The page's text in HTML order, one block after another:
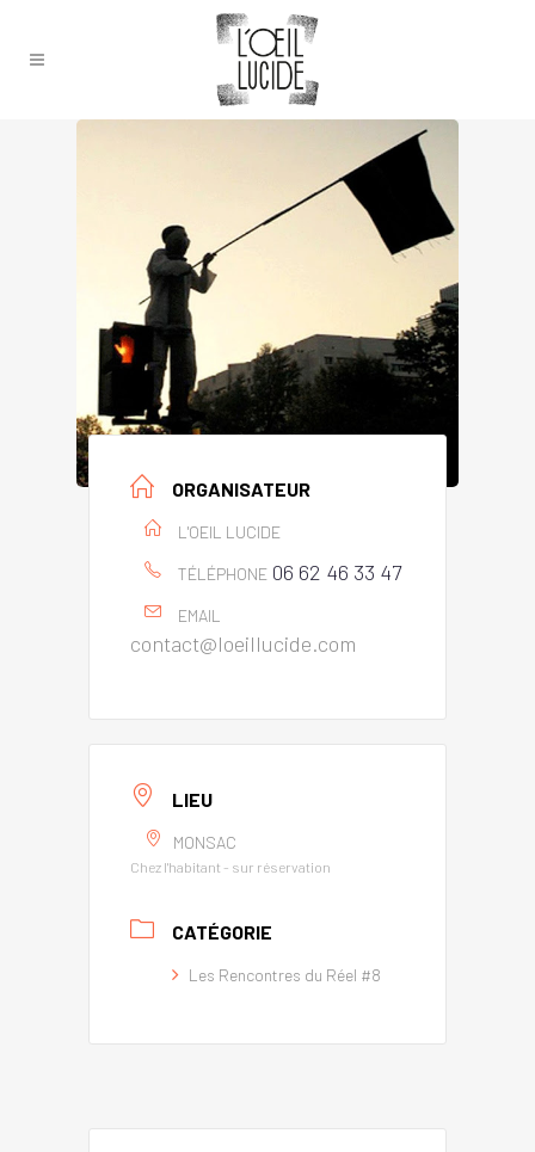
ORGANISATEUR
L'OEIL LUCIDE
TÉLÉPHONE 06 62 46 33 47
EMAIL
contact@loeillucide.com
LIEU
MONSAC
Chez l'habitant - sur réservation
CATÉGORIE
Les Rencontres du Réel #8